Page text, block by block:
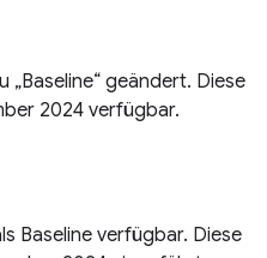
geändert. Diese
2024 verfügbar.
Baseline verfügbar. Diese